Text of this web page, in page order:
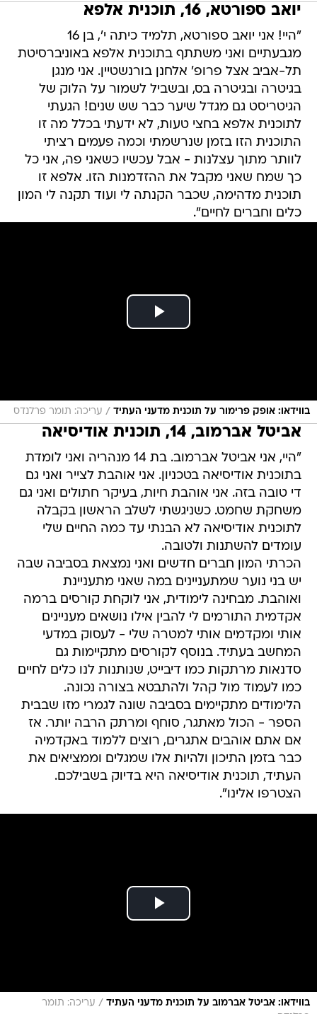
יואב ספורטא, 16, תוכנית אלפא
"היי! אני יואב ספורטא, תלמיד כיתה י', בן 16
מגבעתיים ואני משתתף בתוכנית אלפא באוניברסיטת
תל-אביב אצל פרופ' אלחנן בורנשטיין. אני מנגן
בגיטרה ובגיטרה בס, ובשביל לשמור על הלוק של
הגיטריסט גם מגדל שיער כבר שש שנים! הגעתי
לתוכנית אלפא בחצי טעות, לא ידעתי בכלל מה זו
התוכנית הזו בזמן שנרשמתי וכמה פעמים רציתי
לוותר מתוך עצלנות - אבל עכשיו כשאני פה, אני כל
כך שמח שאני מקבל את ההזדמנות הזו. אלפא זו
תוכנית מדהימה, שכבר הקנתה לי ועוד תקנה לי המון
כלים וחברים לחיים".
בווידאו: אופק פרימור על תוכנית מדעני העתיד / עריכה: תומר פרלנדס
אביטל אברמוב, 14, תוכנית אודיסיאה
"היי, אני אביטל אברמוב. בת 14 מנהריה ואני לומדת
בתוכנית אודיסיאה בטכניון. אני אוהבת לצייר ואני גם
די טובה בזה. אני אוהבת חיות, בעיקר חתולים ואני גם
משחקת שחמט. כשניגשתי לשלב הראשון בקבלה
לתוכנית אודיסיאה לא הבנתי עד כמה החיים שלי
עומדים להשתנות ולטובה.
הכרתי המון חברים חדשים ואני נמצאת בסביבה שבה
יש בני נוער שמתעניינים במה שאני מתעניינת
ואוהבת. מבחינה לימודית, אני לוקחת קורסים ברמה
אקדמית התורמים לי להבין אילו נושאים מעניינים
אותי ומקדמים אותי למטרה שלי - לעסוק במדעי
המחשב בעתיד. בנוסף לקורסים מתקיימות גם
סדנאות מרתקות כמו דיבייט, שנותנות לנו כלים לחיים
כמו לעמוד מול קהל ולהתבטא בצורה נכונה.
הלימודים מתקיימים בסביבה שונה לגמרי מזו שבבית
הספר - הכול מאתגר, סוחף ומרתק הרבה יותר. אז
אם אתם אוהבים אתגרים, רוצים ללמוד באקדמיה
כבר בזמן התיכון ולהיות אלו שמגלים וממציאים את
העתיד, תוכנית אודיסיאה היא בדיוק בשבילכם.
הצטרפו אלינו".
בווידאו: אביטל אברמוב על תוכנית מדעני העתיד / עריכה: תומר